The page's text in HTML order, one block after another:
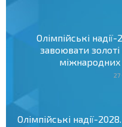
Олімпійські
завоювати
міжнародних
27
Олімпійські надії-